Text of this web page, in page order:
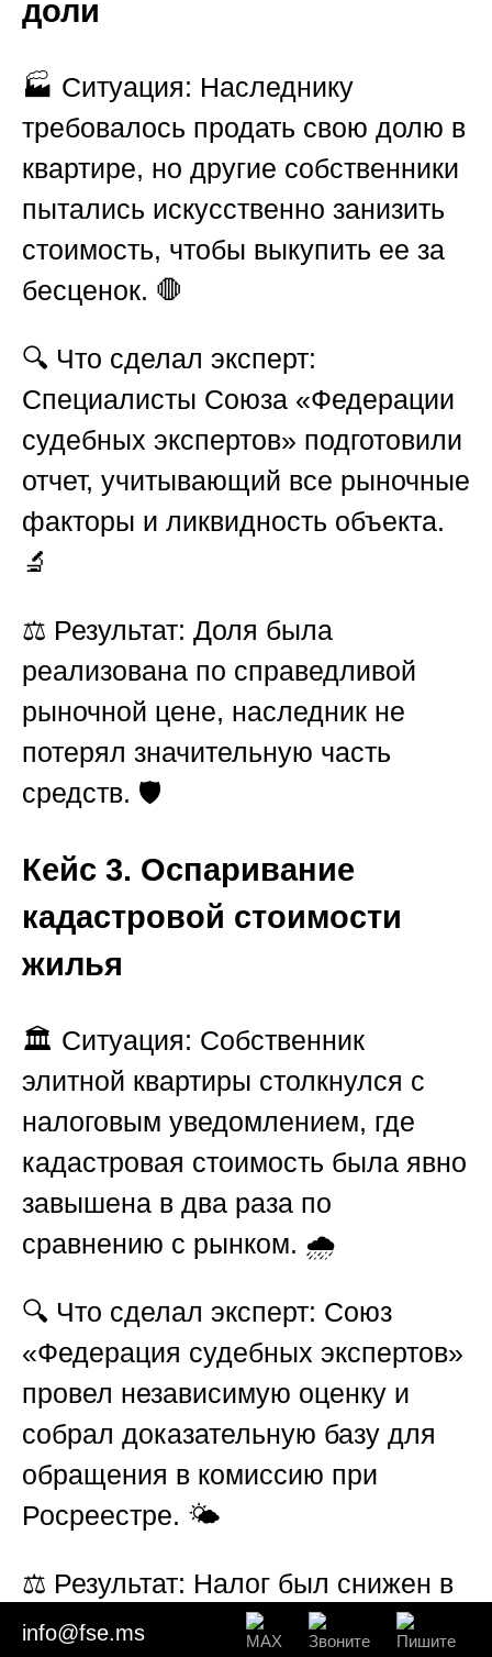
доли
🏭 Ситуация: Наследнику
требовалось продать свою долю в
квартире, но другие собственники
пытались искусственно занизить
стоимость, чтобы выкупить ее за
бесценок. 🛑
🔍 Что сделал эксперт:
Специалисты Союза «Федерации
судебных экспертов» подготовили
отчет, учитывающий все рыночные
факторы и ликвидность объекта.
🔬
⚖️ Результат: Доля была
реализована по справедливой
рыночной цене, наследник не
потерял значительную часть
средств. 🛡️
Кейс 3. Оспаривание
кадастровой стоимости
жилья
🏛️ Ситуация: Собственник
элитной квартиры столкнулся с
налоговым уведомлением, где
кадастровая стоимость была явно
завышена в два раза по
сравнению с рынком. 🌧️
🔍 Что сделал эксперт: Союз
«Федерация судебных экспертов»
провел независимую оценку и
собрал доказательную базу для
обращения в комиссию при
Росреестре. 🌤️
⚖️ Результат: Налог был снижен в
соответствии с реальной
info@fse.ms